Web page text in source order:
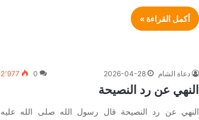
أكمل القراءة »
دعاة الشام 2026-04-28
0 2٬977
النهي عن رد النصيحة
النهي عن رد النصيحة قال رسول الله صلى الله عليه